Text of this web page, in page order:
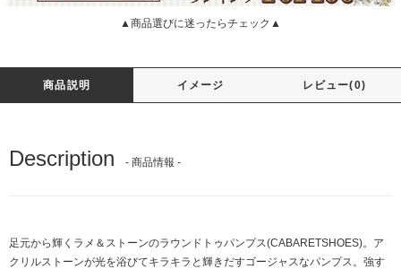
▲商品選びに迷ったらチェック▲
商品説明 イメージ レビュー(0)
Description - 商品情報 -
足元から輝くラメ＆ストーンのラウンドトゥパンプス(CABARETSHOES)。ア
クリルストーンが光を浴びてキラキラと輝きだすゴージャスなパンプス。強す